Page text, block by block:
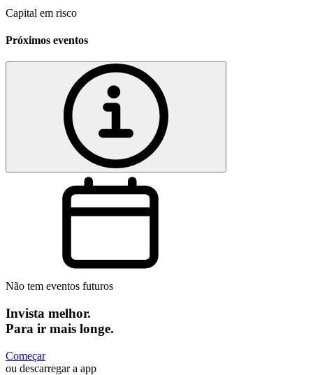
Capital em risco
Próximos eventos
Não tem eventos futuros
Invista melhor.
Para ir mais longe.
Começar
ou descarregar a app